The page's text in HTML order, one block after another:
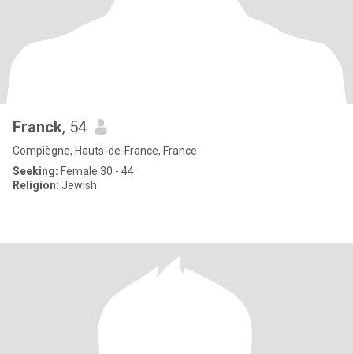
Franck, 54
Compiègne, Hauts-de-France, France
Seeking: Female 30 - 44
Religion: Jewish